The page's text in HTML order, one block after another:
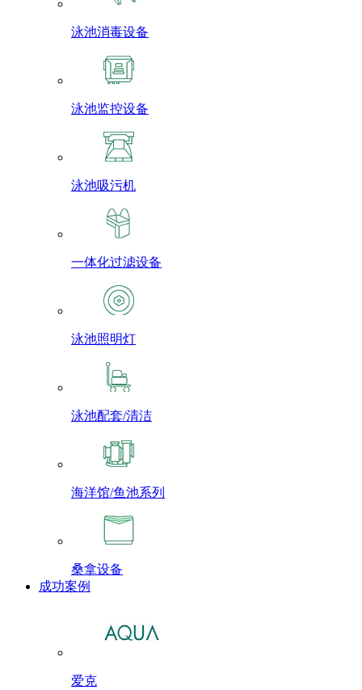
泳池消毒设备
泳池监控设备
泳池吸污机
一体化过滤设备
泳池照明灯
泳池配套/清洁
海洋馆/鱼池系列
桑拿设备
成功案例
爱克